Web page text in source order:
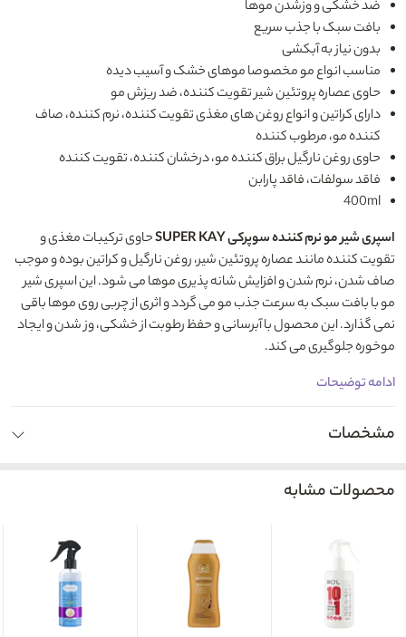
ضد خشکی و وزشدن موها
بافت سبک با جذب سریع
بدون نیاز به آبکشی
مناسب انواع مو مخصوصا موهای خشک و آسیب دیده
حاوی عصاره پروتئین شیر تقویت کننده، ضد ریزش مو
دارای کراتین و انواع روغن های مغذی تقویت کننده، نرم کننده، صاف
کننده مو، مرطوب کننده
حاوی روغن نارگیل براق کننده مو، درخشان کننده، تقویت کننده
فاقد سولفات، فاقد پارابن
400ml
اسپری شیر مو نرم کننده سوپرکی SUPER KAY
حاوی ترکیبات مغذی و
تقویت کننده مانند عصاره پروتئین شیر، روغن نارگیل و کراتین بوده و موجب
صاف شدن، نرم شدن و افزایش شانه پذیری موها می شود. این اسپری شیر
مو با بافت سبک به سرعت جذب مو می گردد و اثری از چربی روی موها باقی
نمی گذارد. این محصول با آبرسانی و حفظ رطوبت از خشکی، وز شدن و ایجاد
موخوره جلوگیری می کند.
ادامه توضیحات
مشخصات
محصولات مشابه